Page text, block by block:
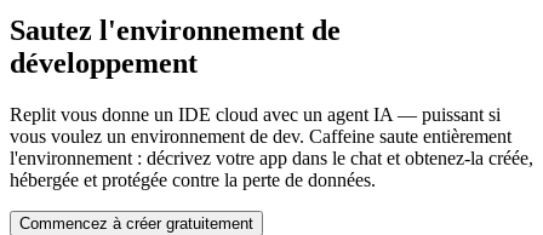
Sautez l'environnement de
développement
Replit vous donne un IDE cloud avec un agent IA — puissant si
vous voulez un environnement de dev. Caffeine saute entièrement
l'environnement : décrivez votre app dans le chat et obtenez-la créée,
hébergée et protégée contre la perte de données.
Commencez à créer gratuitement